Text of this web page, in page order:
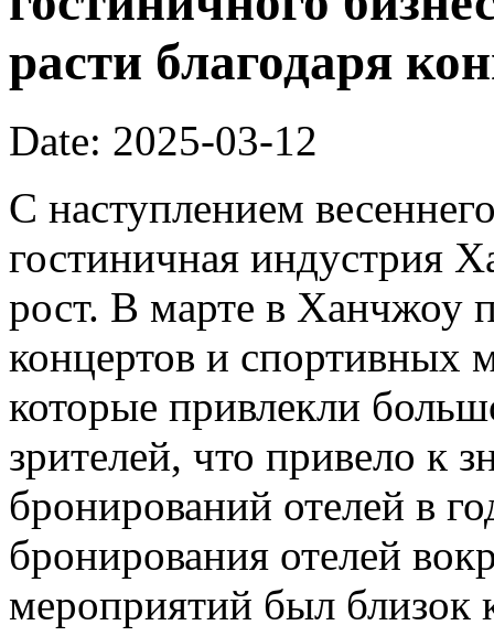
расти благодаря
Date: 2025-03-12
С наступлением
гостиничная индустрия
рост. В марте в Ханчжоу
концертов и спортивных
которые привлекли
зрителей, что привело к
бронирований отелей в
бронирования отелей
мероприятий был